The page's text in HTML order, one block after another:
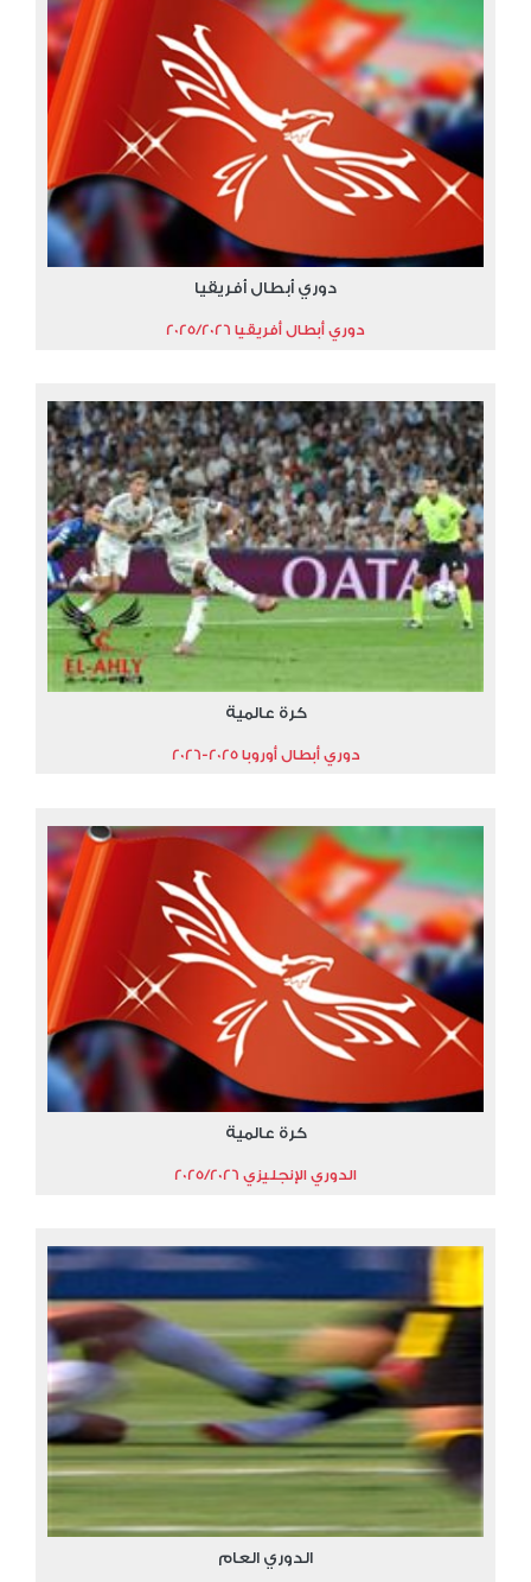
دوري أبطال أفريقيا
دوري أبطال أفريقيا 2025/2026
كرة عالمية
دوري أبطال أوروبا 2025-2026
كرة عالمية
الدوري الإنجليزي 2025/2026
الدوري العام